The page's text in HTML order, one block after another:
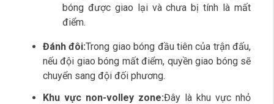
bóng được giao lại và chưa bị tính là mất
điểm.
Đánh đôi:Trong giao bóng đầu tiên của trận đấu,
nếu đội giao bóng mất điểm, quyền giao bóng sẽ
chuyển sang đội đối phương.
Khu vực non-volley zone:Đây là khu vực nhỏ